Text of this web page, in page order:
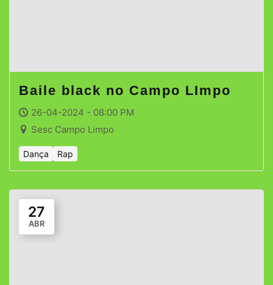
Baile black no Campo LImpo
26-04-2024 - 08:00 PM
Sesc Campo Limpo
Dança Rap
27
ABR